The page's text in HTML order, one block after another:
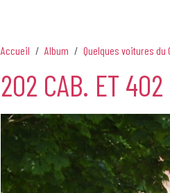
Accueil Album Quelques voitures du
202 CAB. ET 402